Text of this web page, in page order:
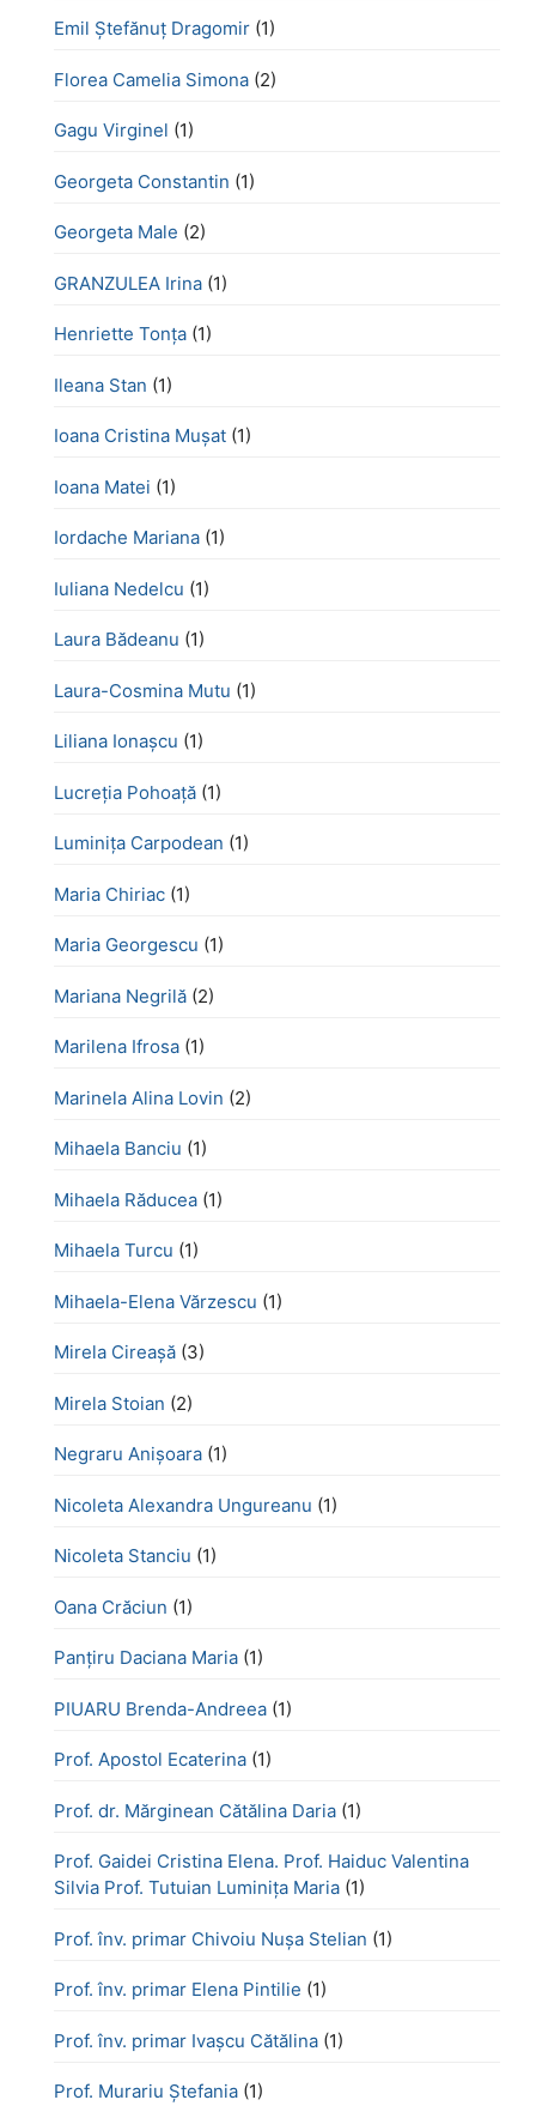
Emil Ștefănuț Dragomir (1)
Florea Camelia Simona (2)
Gagu Virginel (1)
Georgeta Constantin (1)
Georgeta Male (2)
GRANZULEA Irina (1)
Henriette Tonţa (1)
Ileana Stan (1)
Ioana Cristina Mușat (1)
Ioana Matei (1)
Iordache Mariana (1)
Iuliana Nedelcu (1)
Laura Bădeanu (1)
Laura-Cosmina Mutu (1)
Liliana Ionașcu (1)
Lucreţia Pohoaţă (1)
Luminița Carpodean (1)
Maria Chiriac (1)
Maria Georgescu (1)
Mariana Negrilă (2)
Marilena Ifrosa (1)
Marinela Alina Lovin (2)
Mihaela Banciu (1)
Mihaela Răducea (1)
Mihaela Turcu (1)
Mihaela-Elena Vărzescu (1)
Mirela Cireașă (3)
Mirela Stoian (2)
Negraru Anișoara (1)
Nicoleta Alexandra Ungureanu (1)
Nicoleta Stanciu (1)
Oana Crăciun (1)
Panțiru Daciana Maria (1)
PIUARU Brenda-Andreea (1)
Prof. Apostol Ecaterina (1)
Prof. dr. Mărginean Cătălina Daria (1)
Prof. Gaidei Cristina Elena. Prof. Haiduc Valentina
Silvia Prof. Tutuian Luminița Maria (1)
Prof. înv. primar Chivoiu Nușa Stelian (1)
Prof. înv. primar Elena Pintilie (1)
Prof. înv. primar Ivașcu Cătălina (1)
Prof. Murariu Ștefania (1)